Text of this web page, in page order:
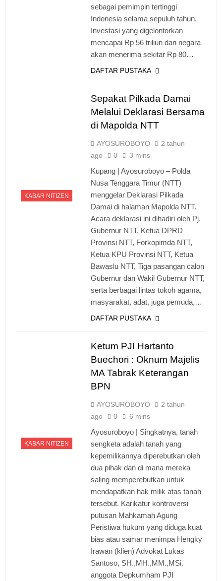
sebagai pemimpin tertinggi
Indonesia selama sepuluh tahun.
Investasi yang digelontorkan
mencapai Rp 56 triliun dan negara
akan menerima sekitar Rp 80…
DAFTAR PUSTAKA
KABAR NITIZEN
Sepakat Pilkada Damai
Melalui Deklarasi Bersama
di Mapolda NTT
AYOSUROBOYO
2 tahun
ago
0 3 mins
Kupang | Ayosuroboyo – Polda
Nusa Tenggara Timur (NTT)
menggelar Deklarasi Pilkada
Damai di halaman Mapolda NTT.
Acara deklarasi ini dihadiri oleh Pj.
Gubernur NTT, Ketua DPRD
Provinsi NTT, Forkopimda NTT,
Ketua KPU Provinsi NTT, Ketua
Bawaslu NTT, Tiga pasangan calon
Gubernur dan Wakil Gubernur NTT,
serta berbagai lintas tokoh agama,
masyarakat, adat, juga pemuda,…
DAFTAR PUSTAKA
KABAR NITIZEN
Ketum PJI Hartanto
Buechori : Oknum Majelis
MA Tabrak Keterangan
BPN
AYOSUROBOYO
2 tahun
ago
0 6 mins
Ayosuroboyo | Singkatnya, tanah
sengketa adalah tanah yang
kepemilikannya diperebutkan oleh
dua pihak dan di mana mereka
saling memperebutkan untuk
mendapatkan hak milik atas tanah
tersebut. Karikatur kontroversi
putusan Mahkamah Agung
Peristiwa hukum yang diduga kuat
bias atau samar menimpa Hengky
Irawan (klien) Advokat Lukas
Santoso, SH.,MH.,MM.,MSi.
anggota Depkumham PJI